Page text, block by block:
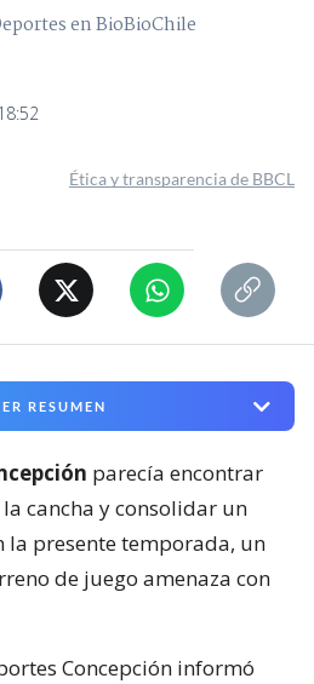
en BioBioChile
Ética y transparencia de BBCL
RESUMEN
parecía encontrar
cancha y consolidar un
la presente temporada, un
de juego amenaza con
Concepción informó